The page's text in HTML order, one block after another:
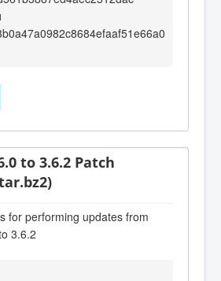
to 3.6.2 Patch
for performing updates from
3.6.2